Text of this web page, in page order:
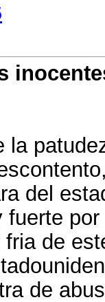
la
del
fuerte
fria de
de